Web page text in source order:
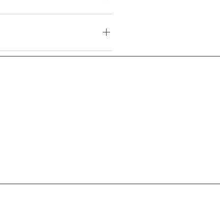
et affichés au
la créatrice Petit Poirier
14 jours. En savoir plus :